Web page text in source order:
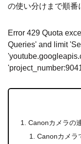
の使い分けまで順番
Error 429 Quota
Queries' and limit
Canonカメラの
Canonカメラ